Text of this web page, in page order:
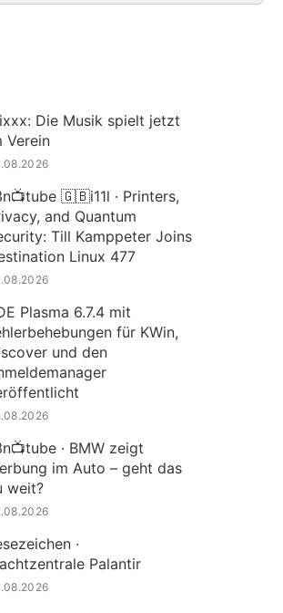
Die Musik spielt jetzt
Verein
🇬🇧i11l · Printers,
and Quantum
Till Kamppeter Joins
Linux 477
Plasma 6.7.4 mit
für KWin,
und den
· BMW zeigt
im Auto – geht das
weit?
·
Palantir